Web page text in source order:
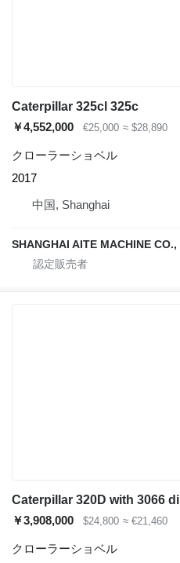
Caterpillar 325cl 325c
￥4,552,000
€25,000 ≈ $28,890
クローラーショベル
2017
中国, Shanghai
SHANGHAI AITE MACHINE CO.,
Caterpillar 320D with 3066
￥3,908,000
$24,800 ≈ €21,460
クローラーショベル